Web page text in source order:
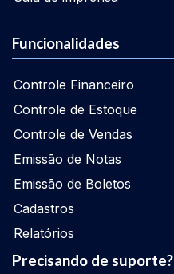
Funcionalidades
Controle Financeiro
Controle de Estoque
Controle de Vendas
Emissão de Notas
Emissão de Boletos
Cadastros
Relatórios
Precisando de suporte?